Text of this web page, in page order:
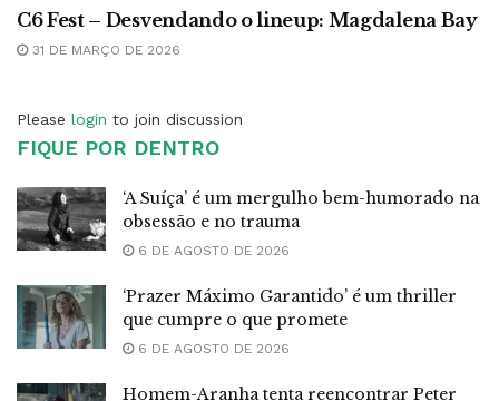
C6 Fest – Desvendando o lineup: Magdalena Bay
31 DE MARÇO DE 2026
Please login to join discussion
FIQUE POR DENTRO
‘A Suíça’ é um mergulho bem-humorado na
obsessão e no trauma
6 DE AGOSTO DE 2026
‘Prazer Máximo Garantido’ é um thriller
que cumpre o que promete
6 DE AGOSTO DE 2026
Homem-Aranha tenta reencontrar Peter